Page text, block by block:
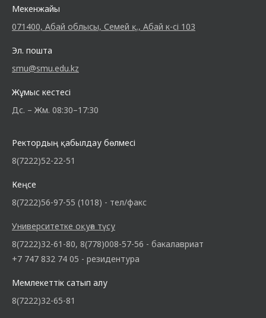
Мекенжайы
071400, Абай облысы, Семей қ., Абай к-сі 103
Эл. пошта
smu@smu.edu.kz
Жұмыс кестесі
Дс. – Жм. 08:30–17:30
Ректордың қабылдау бөлмесі
8(7222)52-22-51
Кеңсе
8(7222)56-97-55 (1018) - тел/факс
Университетке оқуға түсу
8(7222)32-61-80, 8(778)008-57-56 - бакалавриат
+7 747 832 74 05 - резидентура
Мемлекеттік сатып алу
8(7222)32-65-81